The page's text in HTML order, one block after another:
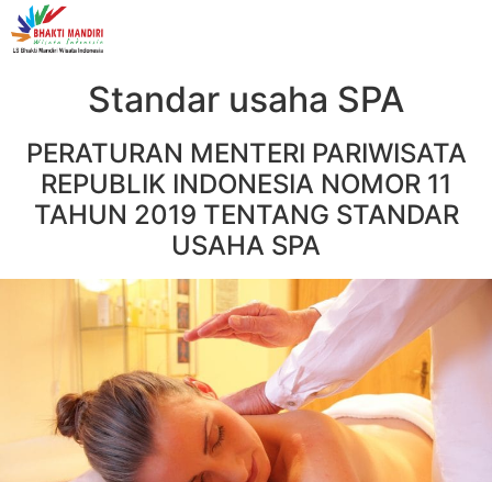
Standar usaha SPA
Standar usaha SPA
PERATURAN MENTERI PARIWISATA
REPUBLIK INDONESIA NOMOR 11
TAHUN 2019 TENTANG STANDAR
USAHA SPA